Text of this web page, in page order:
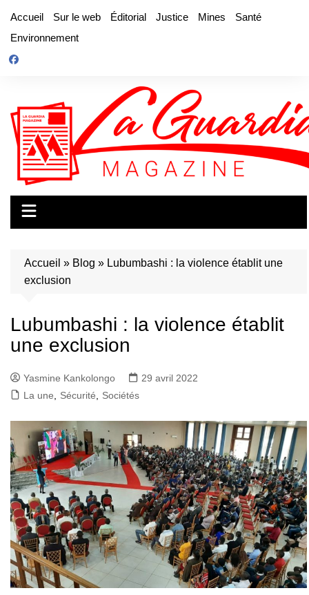
contenu
Accueil Sur le web Éditorial Justice Mines
Santé
Environnement
Accueil » Blog » Lubumbashi : la violence établit une
exclusion
Lubumbashi : la violence établit
une exclusion
Yasmine Kankolongo
29 avril 2022
La une
Sécurité Sociétés